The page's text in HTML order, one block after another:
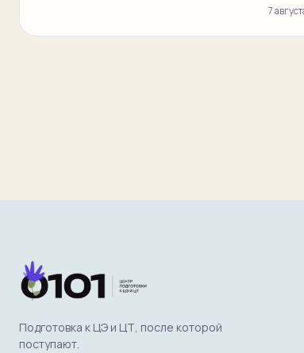
7
Подготовка к ЦЭ и ЦТ, после которой
поступают.